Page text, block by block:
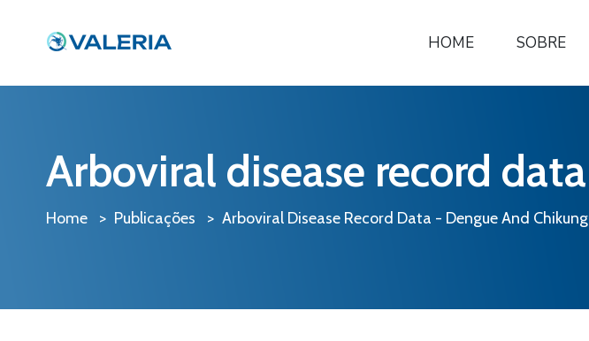
HOME SOBRE
Arboviral disease record
Home Publicações Arboviral Disease Record Data - Dengue And